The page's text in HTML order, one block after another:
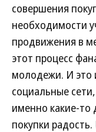
совершения
необходимости
продвижения в
этот процесс
молодежи. И это
социальные
именно какие-то
покупки